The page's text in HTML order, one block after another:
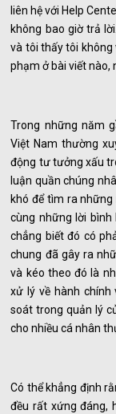
liên hệ với Help
không bao giờ trả
và tôi thấy tôi không
phạm ở bài viết nào,
Trong những năm
Việt Nam thường
động tư tưởng xấu
luận quần chúng
khó để tìm ra
cùng những lời
chẳng biết đó có
chung đã gây ra
và kéo theo đó là
xử lý về hành chính
soát trong quản lý
cho nhiều cá nhân
Có thể khẳng định
đều rất xứng đáng,